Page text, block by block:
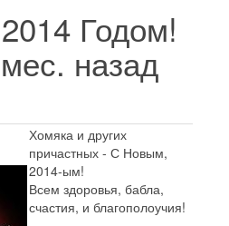
Годом!
назад
Хомяка и других
причастных - С Новым,
2014-ым!
Всем здоровья, бабла,
счастия, и благополоучия!